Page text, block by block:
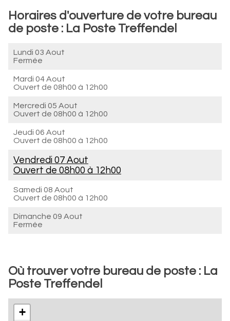
Horaires d'ouverture de votre bureau
de poste : La Poste Treffendel
Lundi 03 Aout
Fermée
Mardi 04 Aout
Ouvert de 08h00 à 12h00
Mercredi 05 Aout
Ouvert de 08h00 à 12h00
Jeudi 06 Aout
Ouvert de 08h00 à 12h00
Vendredi 07 Aout
Ouvert de 08h00 à 12h00
Samedi 08 Aout
Ouvert de 08h00 à 12h00
Dimanche 09 Aout
Fermée
Où trouver votre bureau de poste : La
Poste Treffendel
+